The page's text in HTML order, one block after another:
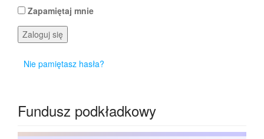
Zapamiętaj mnie
Zaloguj się
Nie pamiętasz hasła?
Fundusz podkładkowy